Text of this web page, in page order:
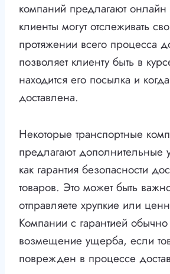
компаний предлагают онлайн
клиенты могут отслеживать
протяжении всего процесса
позволяет клиенту быть в
находится его посылка и
доставлена.
Некоторые транспортные
предлагают дополнительные
как гарантия безопасности
товаров. Это может быть
отправляете хрупкие или
Компании с гарантией
возмещение ущерба, если
поврежден в процессе